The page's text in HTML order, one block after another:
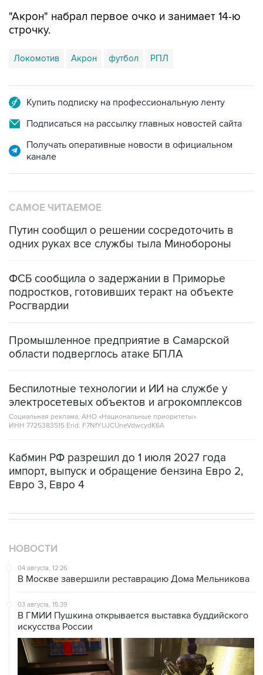
"Акрон" набрал первое очко и занимает 14-ю
строчку.
Локомотив Акрон футбол РПЛ
Купить подписку на профессиональную ленту
Подписаться на рассылку главных новостей сайта
Получать оперативные новости в официальном
канале
САМОЕ ЧИТАЕМОЕ
Путин сообщил о решении сосредоточить в
одних руках все службы тыла Минобороны
ФСБ сообщила о задержании в Приморье
подростков, готовивших теракт на объекте
Росгвардии
Промышленное предприятие в Самарской
области подверглось атаке БПЛА
Беспилотные технологии и ИИ на службе у
электросетевых объектов и агрокомплексов
Социальная реклама, АНО «Национальные приоритеты».
ИНН 7725383515 Erid: F7NfYUJCUneVdwcydK6A
Кабмин РФ разрешил до 1 июля 2027 года
импорт, выпуск и обращение бензина Евро 2,
Евро 3, Евро 4
НОВОСТИ
04 августа, 12:26
В Москве завершили реставрацию Дома Мельникова
03 августа, 15:39
В ГМИИ Пушкина открывается выставка буддийского
искусства России